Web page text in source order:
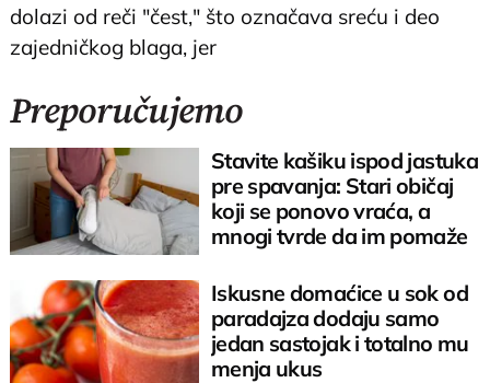
dolazi od reči "čest," što označava sreću i deo
zajedničkog blaga, jer
Preporučujemo
Stavite kašiku ispod jastuka
pre spavanja: Stari običaj
koji se ponovo vraća, a
mnogi tvrde da im pomaže
Iskusne domaćice u sok od
paradajza dodaju samo
jedan sastojak i totalno mu
menja ukus